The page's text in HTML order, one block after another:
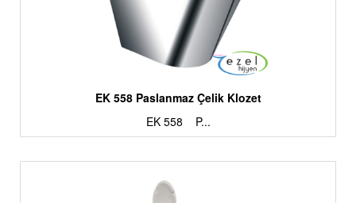
EK 558 Paslanmaz Çelik Klozet
EK 558 P...